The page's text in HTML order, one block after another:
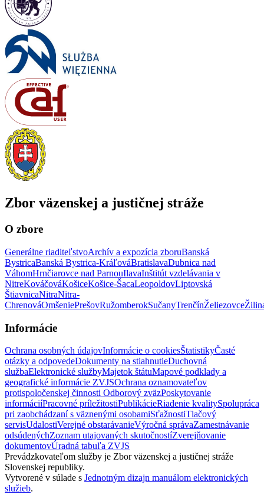
Zbor väzenskej a justičnej stráže
O zbore
Generálne riaditeľstvoArchív a expozícia zboruBanská
BystricaBanská Bystrica-KráľováBratislavaDubnica nad
VáhomHrnčiarovce nad ParnouIlavaInštitút vzdelávania v
NitreKováčováKošiceKošice-ŠacaLeopoldovLiptovská
ŠtiavnicaNitraNitra-
ChrenováOmšeniePrešovRužomberokSučanyTrenčínŽeliezovce
Informácie
Ochrana osobných údajovInformácie o cookiesŠtatistikyČasté
otázky a odpovedeDokumenty na stiahnutieDuchovná
službaElektronické službyMajetok štátuMapové podklady a
geografické informácie ZVJSOchrana oznamovateľov
protispoločenskej činnosti Odborový zväzPoskytovanie
informáciíPracovné príležitostiPublikácieRiadenie kvalitySpolupráca
pri zaobchádzaní s väznenými osobamiSťažnostiTlačový
servisUdalostiVerejné obstarávanieVýročná správaZamestnávanie
odsúdenýchZoznam utajovaných skutočnostíZverejňovanie
dokumentovÚradná tabuľa ZVJS
Prevádzkovateľom služby je Zbor väzenskej a justičnej stráže
Slovenskej republiky.
Vytvorené v súlade s Jednotným dizajn manuálom elektronických
služieb.